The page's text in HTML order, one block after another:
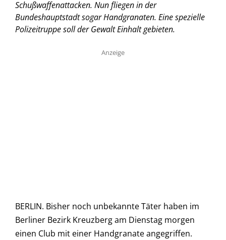
Schußwaffenattacken. Nun fliegen in der
Bundeshauptstadt sogar Handgranaten. Eine spezielle
Polizeitruppe soll der Gewalt Einhalt gebieten.
Anzeige
BERLIN. Bisher noch unbekannte Täter haben im
Berliner Bezirk Kreuzberg am Dienstag morgen
einen Club mit einer Handgranate angegriffen.